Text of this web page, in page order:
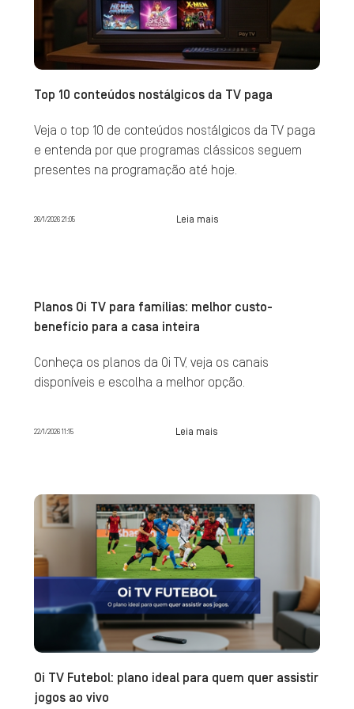
Top 10 conteúdos nostálgicos da TV paga
Veja o top 10 de conteúdos nostálgicos da TV paga
e entenda por que programas clássicos seguem
presentes na programação até hoje.
26/1/2026 21:05 Leia mais
Planos Oi TV para famílias: melhor custo-
benefício para a casa inteira
Conheça os planos da Oi TV, veja os canais
disponíveis e escolha a melhor opção.
22/1/2026 11:15 Leia mais
Oi TV Futebol: plano ideal para quem quer assistir
jogos ao vivo